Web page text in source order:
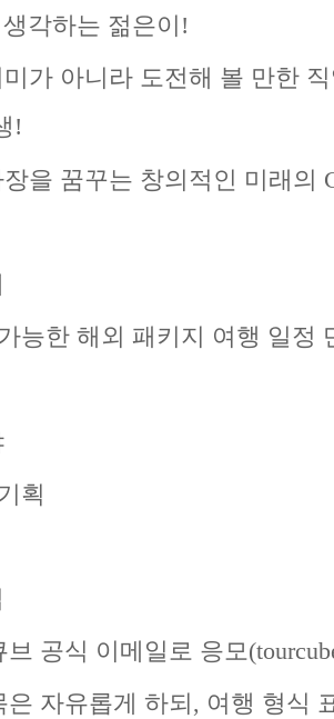
각하는 젊은이!
가 아니라 도전해 볼 만한
!
을 꿈꾸는 창의적인 미래의
능한 해외 패키지 여행 일정
획
공식 이메일로 응모
은 자유롭게 하되, 여행 형식